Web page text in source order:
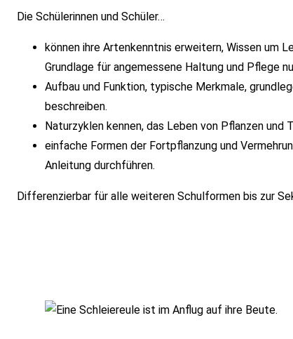
Die Schülerinnen und Schüler…
können ihre Artenkenntnis erweitern, Wissen um
Grundlage für angemessene Haltung und Pflege
Aufbau und Funktion, typische Merkmale,
beschreiben.
Naturzyklen kennen, das Leben von Pflanzen und
einfache Formen der Fortpflanzung und
Anleitung durchführen.
Differenzierbar für alle weiteren Schulformen bis zur